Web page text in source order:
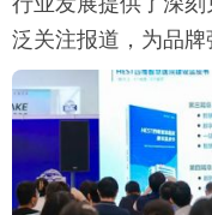
泛关注报道，为品牌